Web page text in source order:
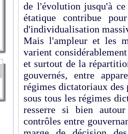
de l'évolution jusqu'à
étatique contribue
d'individualisation
Mais l'ampleur et les
varient
et surtout de la
gouvernés, entre
régimes dictatoriaux des
sous tous les régimes
resserre si bien
contrôles entre